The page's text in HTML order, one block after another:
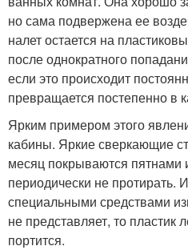
но сама подвержена ее
налет остается на
после однократного
если это происходит
превращается постепенно в
Ярким примером этого
кабины. Яркие сверкающие
месяц покрываются пятнами
периодически не протирать.
специальными средствами
не представляет, то пластик
портится.